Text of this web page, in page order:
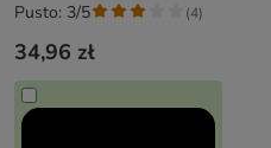
34,96 zł
Pusto: 3/5 (4)